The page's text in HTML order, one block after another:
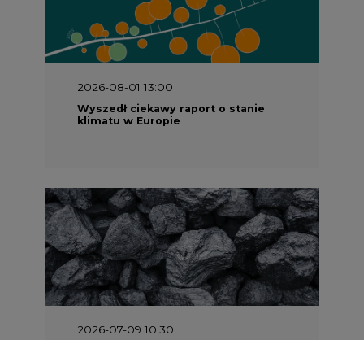
2026-08-01 13:00
Wyszedł ciekawy raport o stanie
klimatu w Europie
2026-07-09 10:30